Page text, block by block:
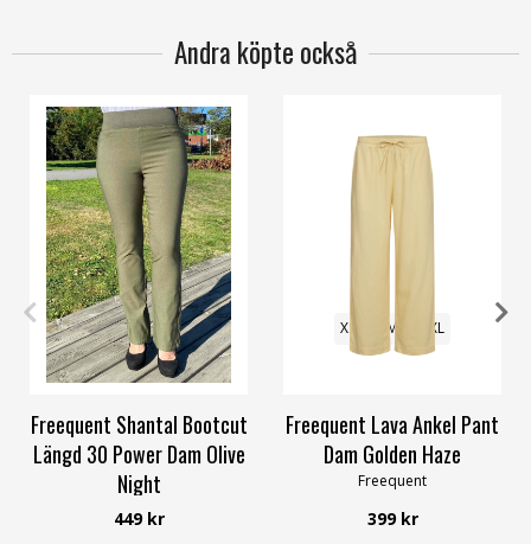
Andra köpte också
XS S M L XL 3XL
Freequent Shantal Bootcut
Längd 30 Power Dam Olive
Night
Freequent
449 kr
XS M XL
Freequent Lava Ankel Pant
Dam Golden Haze
Freequent
399 kr